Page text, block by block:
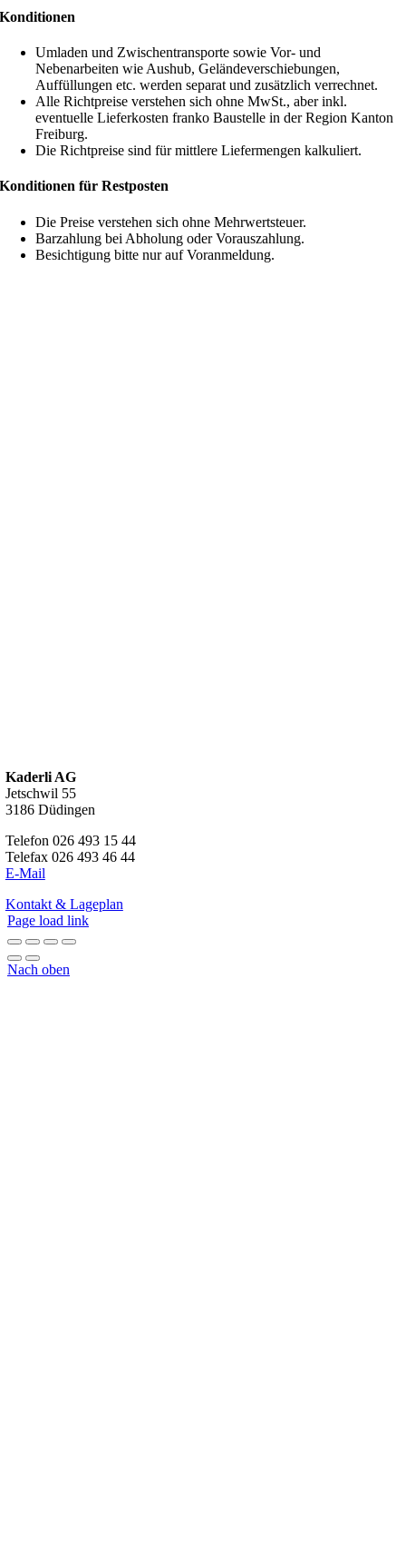
Konditionen
Umladen und Zwischentransporte sowie Vor- und
Nebenarbeiten wie Aushub, Geländeverschiebungen,
Auffüllungen etc. werden separat und zusätzlich verrechnet.
Alle Richtpreise verstehen sich ohne MwSt., aber inkl.
eventuelle Lieferkosten franko Baustelle in der Region Kanton
Freiburg.
Die Richtpreise sind für mittlere Liefermengen kalkuliert.
Konditionen für Restposten
Die Preise verstehen sich ohne Mehrwertsteuer.
Barzahlung bei Abholung oder Vorauszahlung.
Besichtigung bitte nur auf Voranmeldung.
Kaderli AG
Jetschwil 55
3186 Düdingen
Telefon 026 493 15 44
Telefax 026 493 46 44
E-Mail
Kontakt & Lageplan
Page load link
Nach oben